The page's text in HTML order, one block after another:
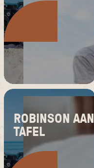
ROBINSON AAN
TAFEL